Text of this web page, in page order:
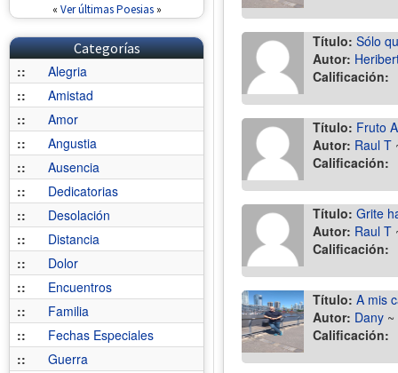
« Ver últimas Poesias»
Categorías
::
Alegria
::
Amistad
::
Amor
::
Angustia
::
Ausencia
::
Dedicatorias
::
Desolación
::
Distancia
::
Dolor
::
Encuentros
::
Familia
::
Fechas Especiales
::
Guerra
Título: Sólo
Autor:
Calificación:
Título: Fruto
Autor: Raul T
Calificación:
Título: Grite
Autor: Raul T
Calificación:
Título: A mis
Autor: Dany ~
Calificación: